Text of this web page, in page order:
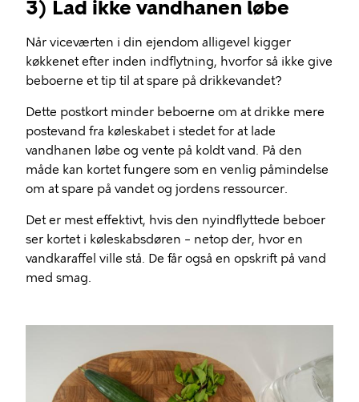
3) Lad ikke vandhanen løbe
Når viceværten i din ejendom alligevel kigger
køkkenet efter inden indflytning, hvorfor så ikke give
beboerne et tip til at spare på drikkevandet?
Dette postkort minder beboerne om at drikke mere
postevand fra køleskabet i stedet for at lade
vandhanen løbe og vente på koldt vand. På den
måde kan kortet fungere som en venlig påmindelse
om at spare på vandet og jordens ressourcer.
Det er mest effektivt, hvis den nyindflyttede beboer
ser kortet i køleskabsdøren – netop der, hvor en
vandkaraffel ville stå. De får også en opskrift på vand
med smag.